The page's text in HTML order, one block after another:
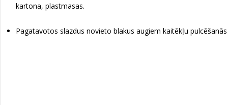
kartona, plastmasas.
Pagatavotos slazdus novieto blakus augiem kaitēkļu